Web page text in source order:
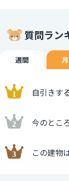
質問ラン
週間
自引きす
今のとこ
この建物